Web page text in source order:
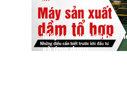
Máy sản xuất dầm tổ
và ứng dụng